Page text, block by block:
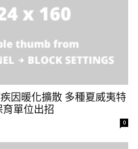
因暖化擴散 多種夏威夷特
單位出招
0